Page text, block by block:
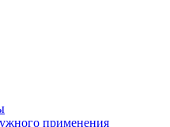
применения